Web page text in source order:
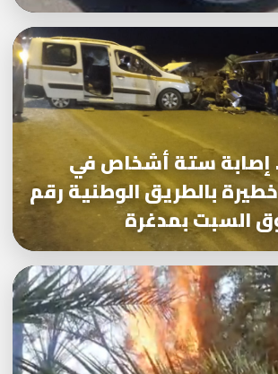
إصابة ستة أشخاص في
بالطريق الوطنية رقم